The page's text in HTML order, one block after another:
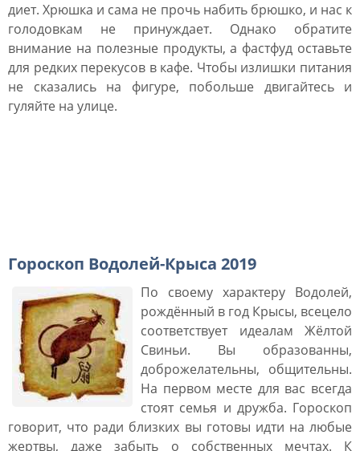
диет. Хрюшка и сама не прочь набить брюшко, и нас к
голодовкам не принуждает. Однако обратите
внимание на полезные продукты, а фастфуд оставьте
для редких перекусов в кафе. Чтобы излишки питания
не сказались на фигуре, побольше двигайтесь и
гуляйте на улице.
Гороскоп Водолей-Крыса 2019
По своему характеру Водолей,
рождённый в год Крысы, всецело
соответствует идеалам Жёлтой
Свиньи. Вы образованны,
доброжелательны, общительны.
На первом месте для вас всегда
стоят семья и дружба. Гороскоп
говорит, что ради близких вы готовы идти на любые
жертвы, даже забыть о собственных мечтах. К